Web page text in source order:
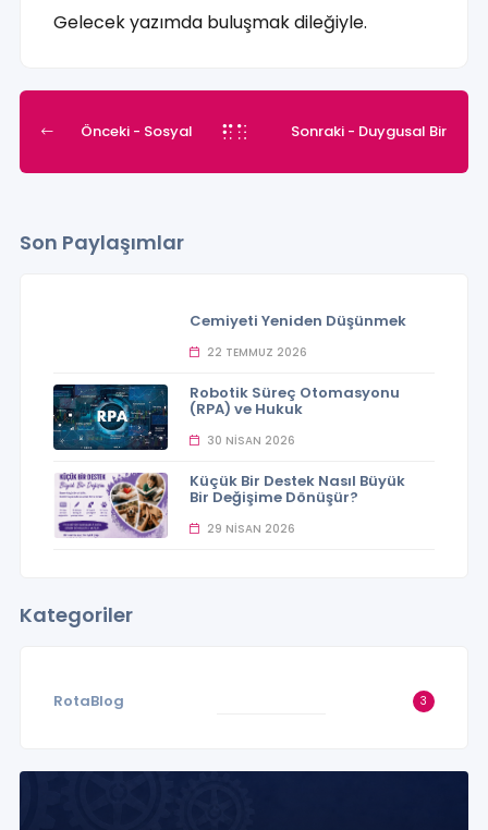
Gelecek yazımda buluşmak dileğiyle.
Önceki - Sosyal Sonraki - Duygusal Bir
Son Paylaşımlar
Cemiyeti Yeniden Düşünmek
22 TEMMUZ 2026
Robotik Süreç Otomasyonu
(RPA) ve Hukuk
30 NISAN 2026
Küçük Bir Destek Nasıl Büyük
Bir Değişime Dönüşür?
29 NISAN 2026
Kategoriler
RotaBlog 3